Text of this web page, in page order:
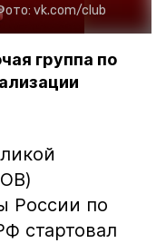
vk.com/club
группа по
России по
стартовал